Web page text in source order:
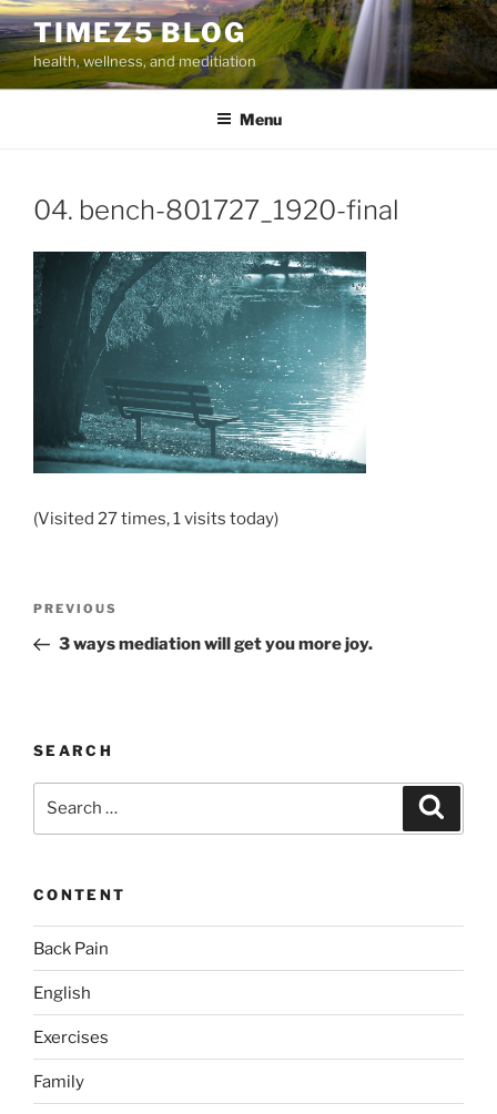
Skip
to
content
TIMEZ5 BLOG
health, wellness, and meditiation
Menu
04. bench-801727_1920-final
(Visited 27 times, 1 visits today)
Previous
Post
PREVIOUS
3 ways mediation will get you more joy.
SEARCH
CONTENT
Back Pain
English
Exercises
Family